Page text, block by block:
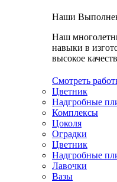
Наши
Наш
навыки в
высокое
Смотреть
Цветник
Надгробные
Комплексы
Цоколя
Оградки
Цветник
Надгробные
Лавочки
Вазы